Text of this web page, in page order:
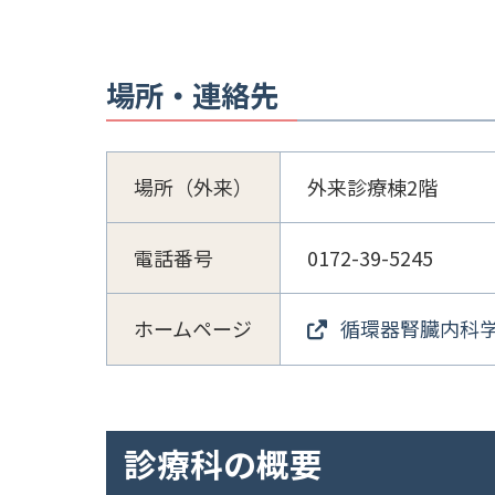
場所・連絡先
場所（外来） 外来診療棟2階
電話番号 0172-39-5245
ホームページ 循環器腎臓内科
診療科の概要